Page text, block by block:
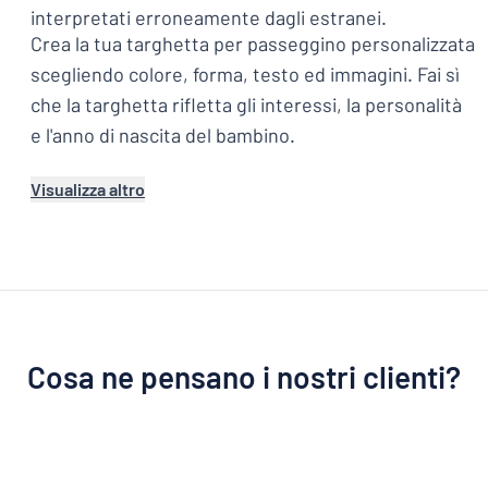
interpretati erroneamente dagli estranei.
Crea la tua targhetta per passeggino personalizzata
scegliendo colore, forma, testo ed immagini. Fai sì
che la targhetta rifletta gli interessi, la personalità
e l'anno di nascita del bambino.
Visualizza altro
Cosa ne pensano i nostri clienti?